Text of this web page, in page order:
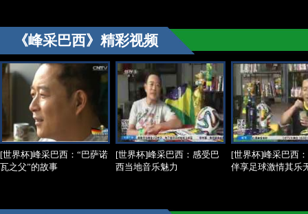
《峰采巴西》精彩视频
[世界杯]峰采巴西：“巴萨诺
瓦之父”的故事
[世界杯]峰采巴西：感受巴
西当地音乐魅力
[世界杯]峰采巴西
伴享足球激情其乐